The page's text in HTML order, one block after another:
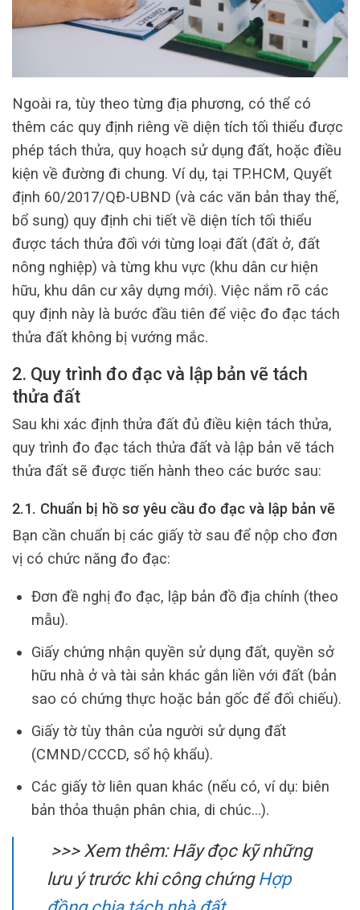
Ngoài ra, tùy theo từng địa phương, có thể có
thêm các quy định riêng về diện tích tối thiểu được
phép tách thửa, quy hoạch sử dụng đất, hoặc điều
kiện về đường đi chung. Ví dụ, tại TP.HCM, Quyết
định 60/2017/QĐ-UBND (và các văn bản thay thế,
bổ sung) quy định chi tiết về diện tích tối thiểu
được tách thửa đối với từng loại đất (đất ở, đất
nông nghiệp) và từng khu vực (khu dân cư hiện
hữu, khu dân cư xây dựng mới). Việc nắm rõ các
quy định này là bước đầu tiên để việc đo đạc tách
thửa đất không bị vướng mắc.
2. Quy trình đo đạc và lập bản vẽ tách
thửa đất
Sau khi xác định thửa đất đủ điều kiện tách thửa,
quy trình đo đạc tách thửa đất và lập bản vẽ tách
thửa đất sẽ được tiến hành theo các bước sau:
2.1. Chuẩn bị hồ sơ yêu cầu đo đạc và lập bản vẽ
Bạn cần chuẩn bị các giấy tờ sau để nộp cho đơn
vị có chức năng đo đạc:
Đơn đề nghị đo đạc, lập bản đồ địa chính (theo
mẫu).
Giấy chứng nhận quyền sử dụng đất, quyền sở
hữu nhà ở và tài sản khác gắn liền với đất (bản
sao có chứng thực hoặc bản gốc để đối chiếu).
Giấy tờ tùy thân của người sử dụng đất
(CMND/CCCD, sổ hộ khẩu).
Các giấy tờ liên quan khác (nếu có, ví dụ: biên
bản thỏa thuận phân chia, di chúc…).
>>> Xem thêm: Hãy đọc kỹ những
lưu ý trước khi công chứng Hợp